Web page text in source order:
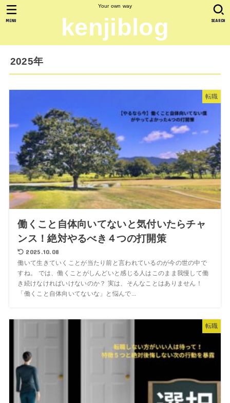
Your own way
kenjiblog SEARCH
MENU
2025年
転職
働くこと自体向いてないと気付いたらチャ
ンス！絶対やるべき４つの打開策
2025.10.08
働いて生きていくことが当たり前と言われているのが今の世の中で
すね。 では、働くことがしんどいと感じる人はこのまま我慢して働
き続けなければいけないのか？ 実は、そんなことはありません！
「働くこと自体向いてないな」と悩んで...
転職